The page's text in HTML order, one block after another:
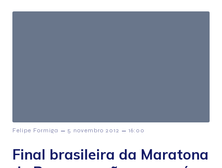
Felipe Formiga – 5 novembro 2012 – 16:00
Final brasileira da Maratona